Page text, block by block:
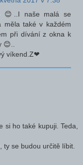
😊..I naše malá se
měla také v každém
při dívání z okna k
víkend.Z❤
si ho také kupuji. Teda,
ty se budou určitě líbit.